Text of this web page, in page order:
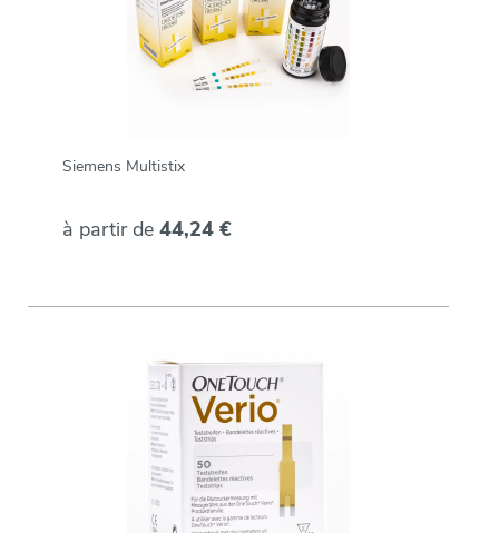
Siemens Multistix
à partir de 44,24 €